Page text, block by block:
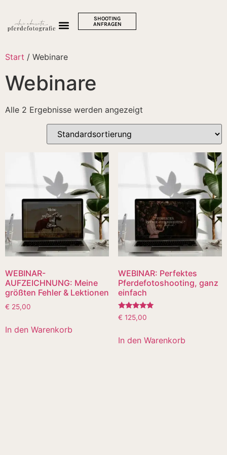
SHOOTING
ANFRAGEN
Start / Webinare
Webinare
Alle 2 Ergebnisse werden angezeigt
WEBINAR-
AUFZEICHNUNG: Meine
größten Fehler & Lektionen
€ 25,00
In den Warenkorb
WEBINAR: Perfektes
Pferdefotoshooting, ganz
einfach
Bewertet
mit
€ 125,00
In den Warenkorb